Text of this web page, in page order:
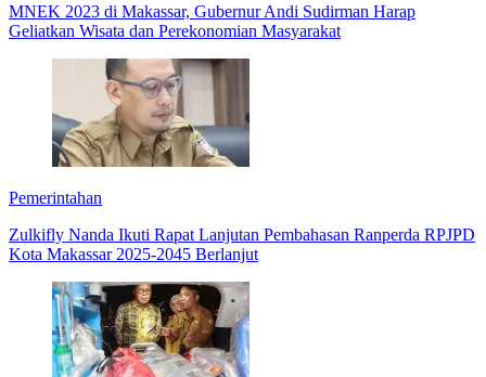
MNEK 2023 di Makassar, Gubernur Andi Sudirman Harap
Geliatkan Wisata dan Perekonomian Masyarakat
Pemerintahan
Zulkifly Nanda Ikuti Rapat Lanjutan Pembahasan Ranperda RPJPD
Kota Makassar 2025-2045 Berlanjut